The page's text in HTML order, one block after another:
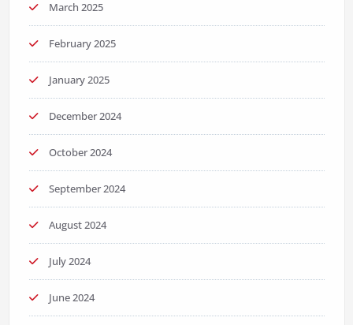
March 2025
February 2025
January 2025
December 2024
October 2024
September 2024
August 2024
July 2024
June 2024